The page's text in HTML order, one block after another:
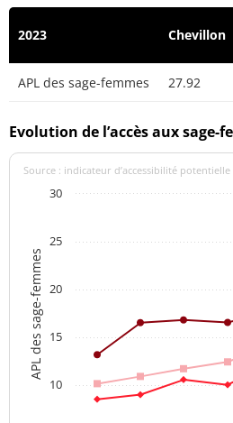
2023 Chevillon
APL des sage-femmes 27.92
Evolution de l’accès aux sage-
APL des sage-femmes
Source : indicateur d’accessibilité potentielle
10
15
20
25
30